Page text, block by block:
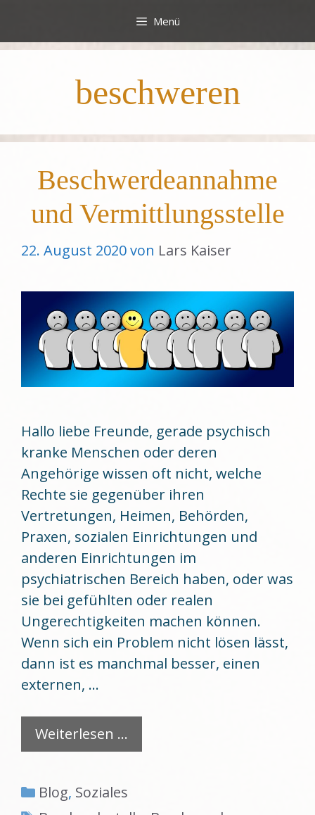
springen
Menü
beschweren
Beschwerdeannahme
und Vermittlungsstelle
22. August 2020von Lars Kaiser
Hallo liebe Freunde, gerade psychisch
kranke Menschen oder deren
Angehörige wissen oft nicht, welche
Rechte sie gegenüber ihren
Vertretungen, Heimen, Behörden,
Praxen, sozialen Einrichtungen und
anderen Einrichtungen im
psychiatrischen Bereich haben, oder was
sie bei gefühlten oder realen
Ungerechtigkeiten machen können.
Wenn sich ein Problem nicht lösen lässt,
dann ist es manchmal besser, einen
externen, …
Weiterlesen …
Kategorien
Blog, Soziales